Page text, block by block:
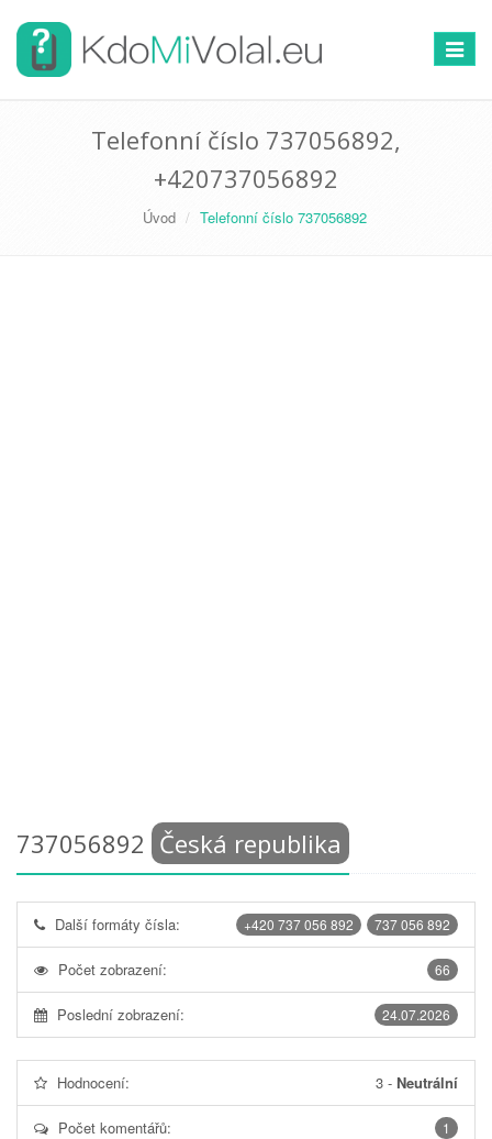
Telefonní číslo 737056892,
+420737056892
Úvod Telefonní číslo 737056892
737056892 Česká republika
737 056 892
+420 737 056 892
Další formáty čísla:
66
Počet zobrazení:
24.07.2026
Poslední zobrazení:
Hodnocení: 3 - Neutrální
1
Počet komentářů: